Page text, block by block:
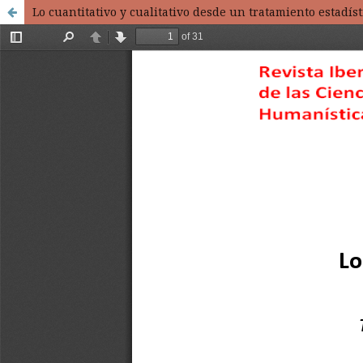
Lo cuantitativo y cualitativo desde un tratamiento